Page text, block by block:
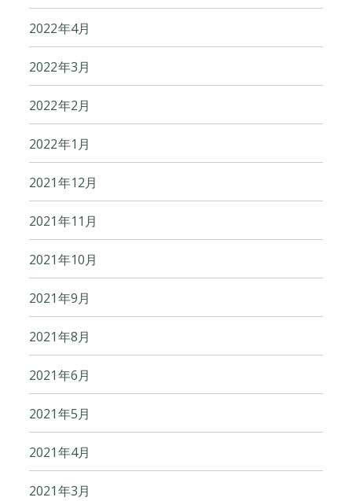
2022年4月
2022年3月
2022年2月
2022年1月
2021年12月
2021年11月
2021年10月
2021年9月
2021年8月
2021年6月
2021年5月
2021年4月
2021年3月